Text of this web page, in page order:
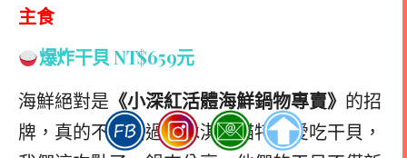
主食
爆炸干貝NT$659元
海鮮絕對是 《小深紅活體海鮮鍋物專賣》 的招
牌，真的不能錯過！冰淇淋貓特別愛吃干貝，